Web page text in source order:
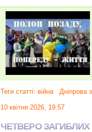
Теги статті: війна Дніпрова
10 квітня 2026, 19:57
ЧЕТВЕРО